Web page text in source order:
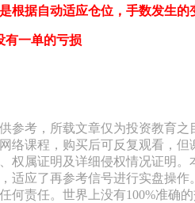
根据自动适应仓位，手数发生
有一单的亏损
参考，所载文章仅为投资教育
络课程，购买后可反复观看，
权属证明及详细侵权情况证明
适应了再参考信号进行实盘操
何责任。世界上没有100%准